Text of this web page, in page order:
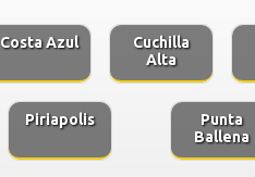
Costa Azul
Cuchilla
Alta
Piriapolis
Punta
Ballena